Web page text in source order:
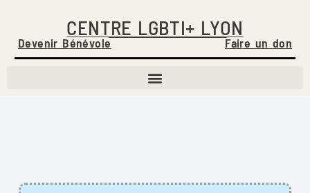
CENTRE LGBTI+ LYON
Devenir Bénévole Faire un don